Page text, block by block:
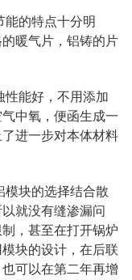
能的特点十分明
暖气片，铝铸的片
性能好，不用添加
中氧，便函生成一
进一步对本体材料
模块的选择结合散
就没有缝渗漏问
，甚至在打开锅炉
块的设计，在后联
可以在第二年再增